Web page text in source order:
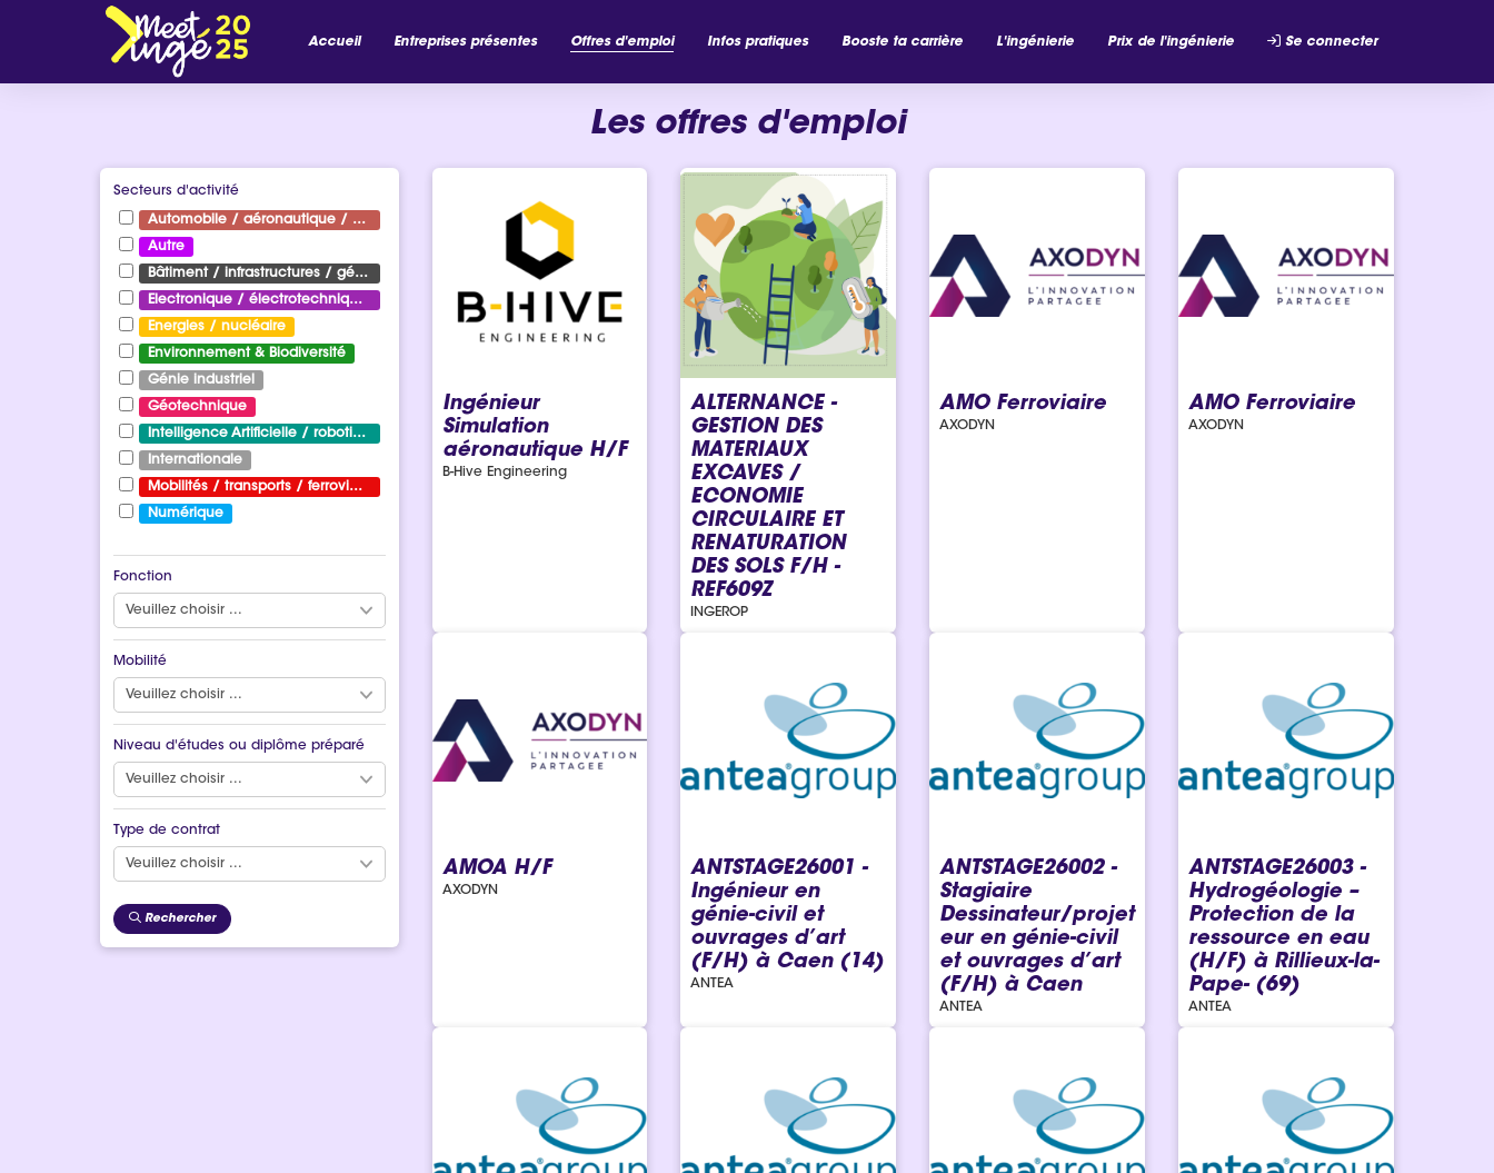
Accueil Entreprises présentes Offres d'emploi Infos pratiques Booste ta carrière L'ingénierie Prix de l'ingénierie Se connecter
Les offres d'emploi
Secteurs d'activité
Automobile / aéronautique / aérospatial
Autre
Bâtiment / infrastructures / génie civil
Electronique / électrotechnique / électricité
Energies / nucléaire
Environnement & Biodiversité
Génie industriel
Géotechnique
Intelligence Artificielle / robotique
Internationale
Mobilités / transports / ferroviaire
Numérique
Fonction
Mobilité
Niveau d'études ou diplôme préparé
Type de contrat
Rechercher
Ingénieur
Simulation
aéronautique H/F
B-Hive Engineering
ALTERNANCE -
GESTION DES
MATERIAUX
EXCAVES /
ECONOMIE
CIRCULAIRE ET
RENATURATION
DES SOLS F/H -
REF609Z
INGEROP
AMO Ferroviaire
AXODYN
AMO Ferroviaire
AXODYN
AMOA H/F
AXODYN
ANTSTAGE26001 -
Ingénieur en
génie-civil et
ouvrages d’art
(F/H) à Caen (14)
ANTEA
ANTSTAGE26002 -
Stagiaire
Dessinateur/projet
eur en génie-civil
et ouvrages d’art
(F/H) à Caen
ANTEA
ANTSTAGE26003 -
Hydrogéologie –
Protection de la
ressource en eau
(H/F) à Rillieux-la-
Pape- (69)
ANTEA